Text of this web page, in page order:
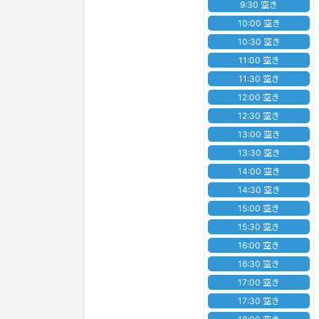
9:30 空き
10:00 空き
10:30 空き
11:00 空き
11:30 空き
12:00 空き
12:30 空き
13:00 空き
13:30 空き
14:00 空き
14:30 空き
15:00 空き
15:30 空き
16:00 空き
16:30 空き
17:00 空き
17:30 空き